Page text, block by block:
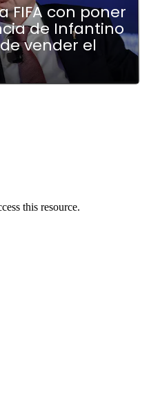
FIFA con poner
de Infantino
vender el